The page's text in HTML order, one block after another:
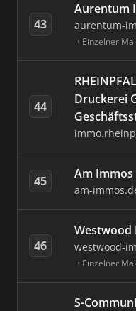
43
Aurentum
aurentum-
Einzelner
44
Druckerei
45 Am Immos
am-
46
Westwood
westwood-
Einzelner
S-